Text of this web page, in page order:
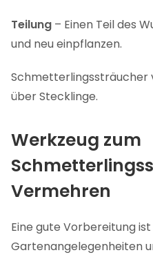
Teilung – Einen Teil des
und neu einpflanzen.
Schmetterlingssträucher
über Stecklinge.
Werkzeug zum
Vermehren
Eine gute Vorbereitung
Gartenangelegenheiten